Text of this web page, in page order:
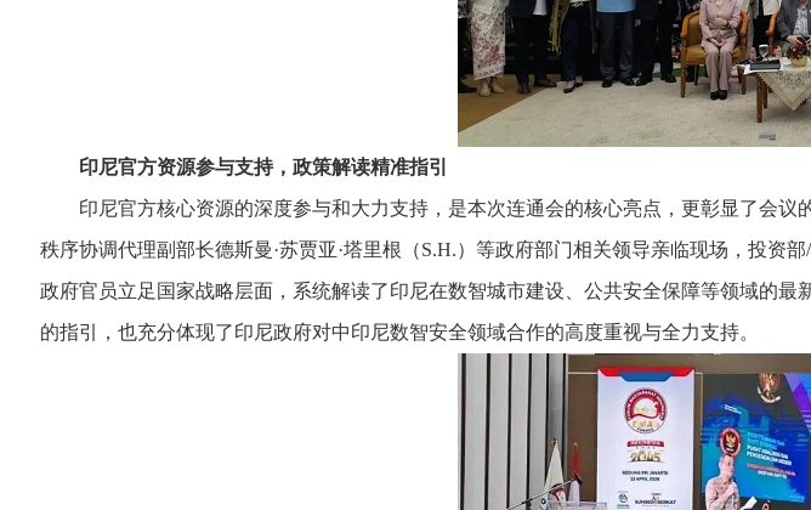
印尼官方资源参与支持，政策解读精准指引
印尼官方核心资源的深度参与和大力支持，是本次连通会的核心亮点，更彰显了会议
秩序协调代理副部长德斯曼·苏贾亚·塔里根（S.H.）等政府部门相关领导亲临现场，投
政府官员立足国家战略层面，系统解读了印尼在数智城市建设、公共安全保障等领域的
的指引，也充分体现了印尼政府对中印尼数智安全领域合作的高度重视与全力支持。